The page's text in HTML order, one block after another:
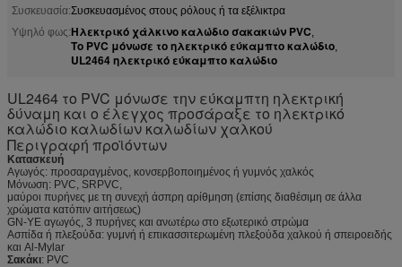
Συσκευασία:Συσκευασμένος στους ρόλους ή τα εξέλικτρα
Υψηλό φως:Ηλεκτρικό χάλκινο καλώδιο σακακιών PVC,
Το PVC μόνωσε το ηλεκτρικό εύκαμπτο καλώδιο,
UL2464 ηλεκτρικό εύκαμπτο καλώδιο
UL2464 το PVC μόνωσε την εύκαμπτη ηλεκτρική
δύναμη και ο έλεγχος προσάραξε το ηλεκτρικό
καλώδιο καλωδίων καλωδίων χαλκού
Περιγραφή προϊόντων
Κατασκευή
Αγωγός: προσαραγμένος, κονσερβοποιημένος ή γυμνός χαλκός
Μόνωση: PVC, SRPVC,
μαύροι πυρήνες με τη συνεχή άσπρη αρίθμηση (επίσης διαθέσιμη σε άλλα
χρώματα κατόπιν αιτήσεως)
GN-YE αγωγός, 3 πυρήνες και ανωτέρω στο εξωτερικό στρώμα
Ασπίδα ή πλεξούδα: γυμνή ή επικασσιτερωμένη πλεξούδα χαλκού ή σπειροειδής
και Al-Mylar
Σακάκι: PVC